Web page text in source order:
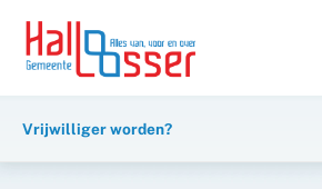
inhoud
naar
Vrijwilliger worden?